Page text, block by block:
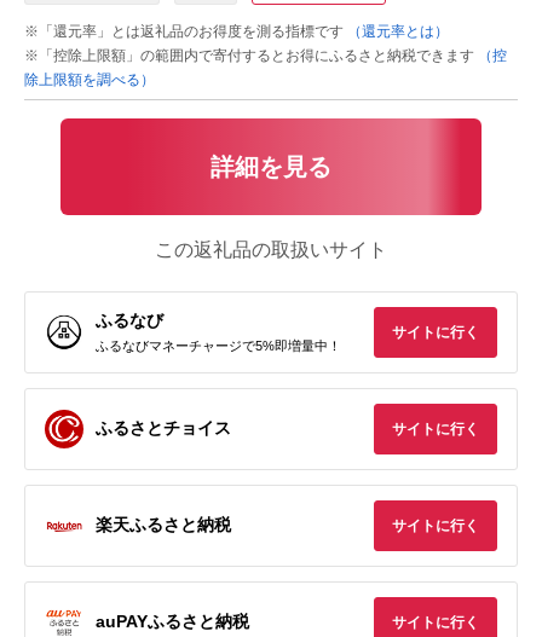
※「還元率」とは返礼品のお得度を測る指標です
（還元率とは）
※「控除上限額」の範囲内で寄付するとお得にふるさと納税できます
（控
除上限額を調べる）
詳細を見る
この返礼品の取扱いサイト
ふるなび
ふるなびマネーチャージで5%即増量中！
サイトに行く
ふるさとチョイス サイトに行く
楽天ふるさと納税 サイトに行く
auPAYふるさと納税 サイトに行く